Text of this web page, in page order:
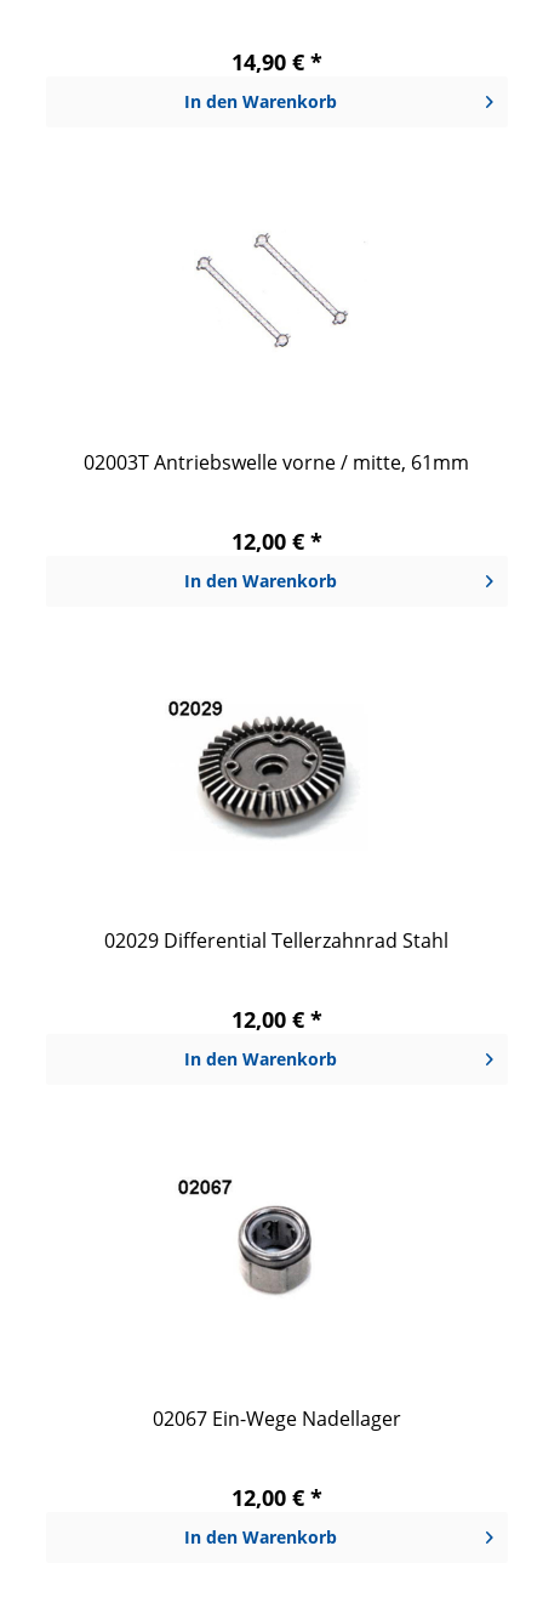
14,90 € *
In den Warenkorb
02003T Antriebswelle vorne / mitte, 61mm
12,00 € *
In den Warenkorb
02029 Differential Tellerzahnrad Stahl
12,00 € *
In den Warenkorb
02067 Ein-Wege Nadellager
12,00 € *
In den Warenkorb